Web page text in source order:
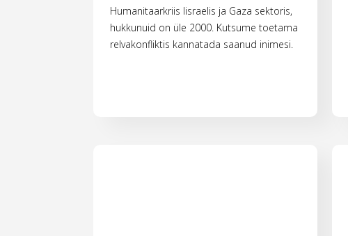
Humanitaarkriis Iisraelis ja Gaza sektoris,
hukkunuid on üle 2000. Kutsume toetama
relvakonfliktis kannatada saanud inimesi.